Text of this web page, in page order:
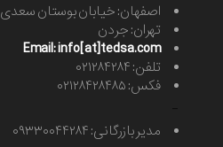
اصفهان: خیابان بوستان سعدی
تهران: جردن
Email: info[at]tedsa.com
تلفن: ۰۲۱۲۸۴۲۸۴
فکس: ۰۲۱۲۸۴۲۸۴۸۵
مدیر بازرگانی: ۰۹۳۳۰۰۴۴۲۸۴